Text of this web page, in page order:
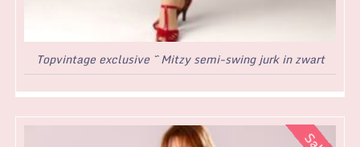
Topvintage exclusive ~ Mitzy semi-swing jurk in zwart